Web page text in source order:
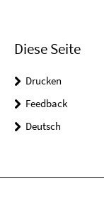
Diese Seite
Drucken
Feedback
Deutsch